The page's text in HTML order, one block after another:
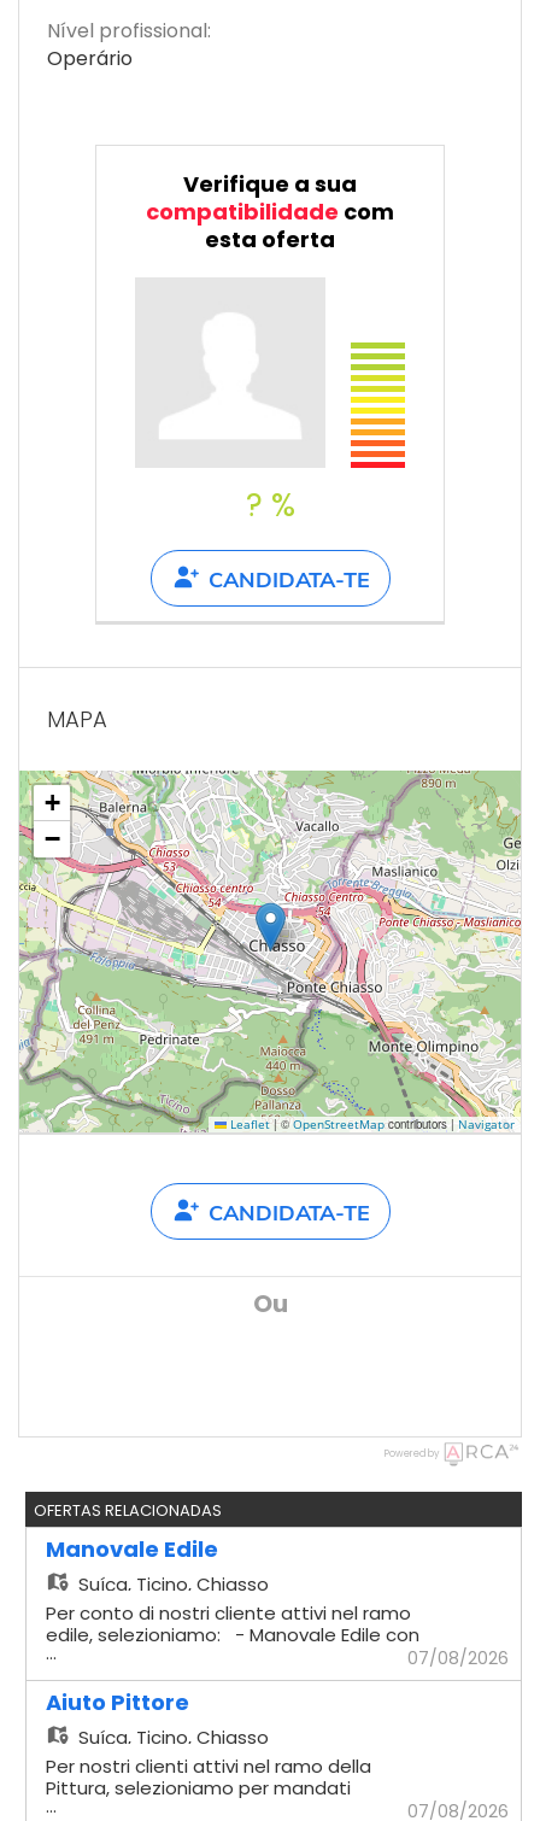
Nível profissional:
Operário
Verifique a sua
compatibilidade com
esta oferta
? %
CANDIDATA-TE
MAPA
+
−
Leaflet |©OpenStreetMapcontributors |Navigator
CANDIDATA-TE
Ou
Powered by
OFERTAS RELACIONADAS
Manovale Edile
Suíça, Ticino, Chiasso
Per conto di nostri cliente attivi nel ramo
edile, selezioniamo: - Manovale Edile con
esperienza Mansionario - Logistica
materiali: Gestione
dell'approvvigionamento e del trasporto
dei materiali necessari in cantiere. -
Preparazione impasti: Miscelazione e
preparazione accurata di malte e
composti cementizi. - Supporto
demolizioni: Assistenza diretta ai muratori
... 07/08/2026
Aiuto Pittore
Suíça, Ticino, Chiasso
Per nostri clienti attivi nel ramo della
Pittura, selezioniamo per mandati
temporanei - Aiuto Pittore Mansioni
... 07/08/2026